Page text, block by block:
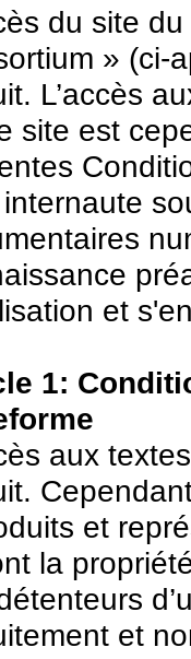
du site
» (ci-
L’accès
site est
et
1:
aux
et
la
et